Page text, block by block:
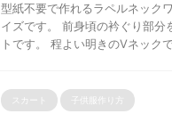
型紙不要で作れるラペルネック
イズです。 前身頃の衿ぐり部分
トです。 程よい明きのVネック
スカート 子供服作り方